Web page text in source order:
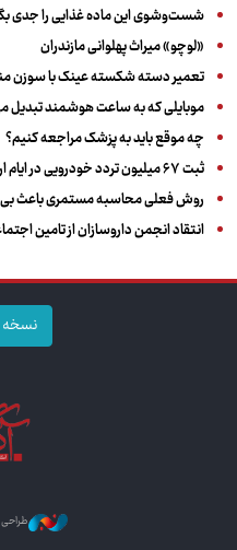
شست‌وشوی این ماده غذایی را جدی
«لوچو» میراث پهلوانی مازندران
تعمیر دسته شکسته عینک با سوزن
موبایلی که به ساعت هوشمند
چه موقع باید به پزشک مراجعه کنیم؟
ثبت ۶۷ میلیون تردد خودرویی در ایام اربعین امسال
روش فعلی محاسبه مستمری باعث
انتقاد انجمن داروسازان از تامین